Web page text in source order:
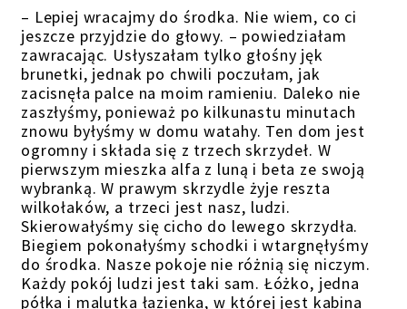
– Lepiej wracajmy do środka. Nie wiem, co ci
jeszcze przyjdzie do głowy. – powiedziałam
zawracając. Usłyszałam tylko głośny jęk
brunetki, jednak po chwili poczułam, jak
zacisnęła palce na moim ramieniu. Daleko nie
zaszłyśmy, ponieważ po kilkunastu minutach
znowu byłyśmy w domu watahy. Ten dom jest
ogromny i składa się z trzech skrzydeł. W
pierwszym mieszka alfa z luną i beta ze swoją
wybranką. W prawym skrzydle żyje reszta
wilkołaków, a trzeci jest nasz, ludzi.
Skierowałyśmy się cicho do lewego skrzydła.
Biegiem pokonałyśmy schodki i wtargnęłyśmy
do środka. Nasze pokoje nie różnią się niczym.
Każdy pokój ludzi jest taki sam. Łóżko, jedna
półka i malutka łazienka, w której jest kabina